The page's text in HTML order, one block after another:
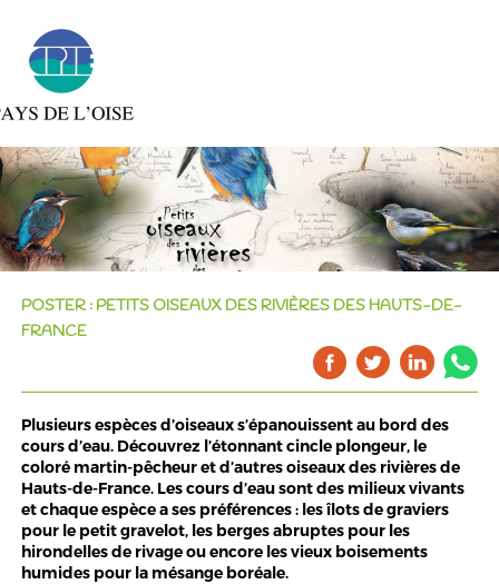
POSTER : PETITS OISEAUX DES RIVIÈRES DES HAUTS-DE-
FRANCE
Plusieurs espèces d’oiseaux s’épanouissent au bord des
cours d’eau. Découvrez l’étonnant cincle plongeur, le
coloré martin-pêcheur et d’autres oiseaux des rivières de
Hauts-de-France. Les cours d’eau sont des milieux vivants
et chaque espèce a ses préférences : les îlots de graviers
pour le petit gravelot, les berges abruptes pour les
hirondelles de rivage ou encore les vieux boisements
humides pour la mésange boréale.